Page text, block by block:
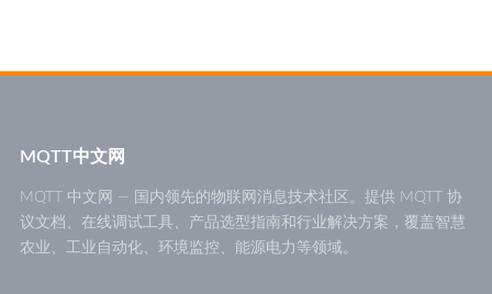
MQTT中文网
MQTT 中文网 — 国内领先的物联网消息技术社区。提供 MQTT 协
议文档、在线调试工具、产品选型指南和行业解决方案，覆盖智慧
农业、工业自动化、环境监控、能源电力等领域。